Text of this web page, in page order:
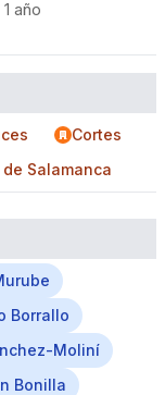
año
Cortes
Salamanca
Borrallo
Moliní
Bonilla